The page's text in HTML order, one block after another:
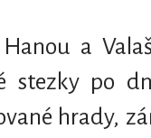
a
stezky po
hrady,